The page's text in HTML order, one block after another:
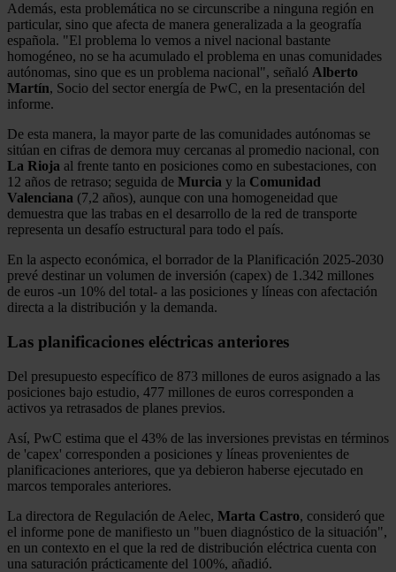
Además, esta problemática no se circunscribe a ninguna región en
particular, sino que afecta de manera generalizada a la geografía
española. "El problema lo vemos a nivel nacional bastante
homogéneo, no se ha acumulado el problema en unas comunidades
autónomas, sino que es un problema nacional", señaló Alberto
Martín, Socio del sector energía de PwC, en la presentación del
informe.
De esta manera, la mayor parte de las comunidades autónomas se
sitúan en cifras de demora muy cercanas al promedio nacional, con
La Rioja al frente tanto en posiciones como en subestaciones, con
12 años de retraso; seguida de Murcia y la Comunidad
Valenciana (7,2 años), aunque con una homogeneidad que
demuestra que las trabas en el desarrollo de la red de transporte
representa un desafío estructural para todo el país.
En la aspecto económica, el borrador de la Planificación 2025-2030
prevé destinar un volumen de inversión (capex) de 1.342 millones
de euros -un 10% del total- a las posiciones y líneas con afectación
directa a la distribución y la demanda.
Las planificaciones eléctricas anteriores
Del presupuesto específico de 873 millones de euros asignado a las
posiciones bajo estudio, 477 millones de euros corresponden a
activos ya retrasados de planes previos.
Así, PwC estima que el 43% de las inversiones previstas en términos
de 'capex' corresponden a posiciones y líneas provenientes de
planificaciones anteriores, que ya debieron haberse ejecutado en
marcos temporales anteriores.
La directora de Regulación de Aelec, Marta Castro, consideró que
el informe pone de manifiesto un "buen diagnóstico de la situación",
en un contexto en el que la red de distribución eléctrica cuenta con
una saturación prácticamente del 100%, añadió.